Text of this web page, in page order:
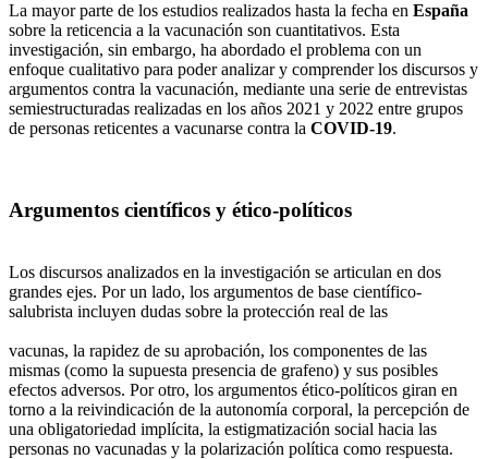
La mayor parte de los estudios realizados hasta la fecha en España
sobre la reticencia a la vacunación son cuantitativos. Esta
investigación, sin embargo, ha abordado el problema con un
enfoque cualitativo para poder analizar y comprender los discursos y
argumentos contra la vacunación, mediante una serie de entrevistas
semiestructuradas realizadas en los años 2021 y 2022 entre grupos
de personas reticentes a vacunarse contra la COVID-19.
Argumentos científicos y ético-políticos
Los discursos analizados en la investigación se articulan en dos
grandes ejes. Por un lado, los argumentos de base científico-
salubrista incluyen dudas sobre la protección real de las
vacunas, la rapidez de su aprobación, los componentes de las
mismas (como la supuesta presencia de grafeno) y sus posibles
efectos adversos. Por otro, los argumentos ético-políticos giran en
torno a la reivindicación de la autonomía corporal, la percepción de
una obligatoriedad implícita, la estigmatización social hacia las
personas no vacunadas y la polarización política como respuesta.